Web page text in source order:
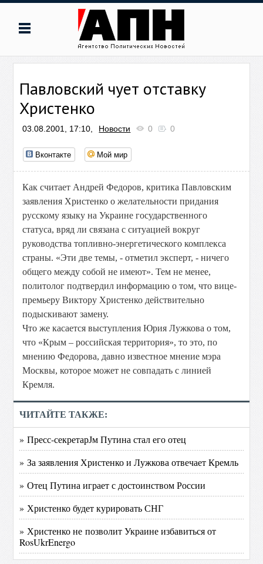
Павловский чует отставку
Христенко
03.08.2001, 17:10, Новости 0 0
Вконтакте Мой мир
Как считает Андрей Федоров, критика Павловским
заявления Христенко о желательности придания
русскому языку на Украине государственного
статуса, вряд ли связана с ситуацией вокруг
руководства топливно-энергетического комплекса
страны. «Эти две темы, - отметил эксперт, - ничего
общего между собой не имеют». Тем не менее,
политолог подтвердил информацию о том, что вице-
премьеру Виктору Христенко действительно
подыскивают замену.
Что же касается выступления Юрия Лужкова о том,
что «Крым – российская территория», то это, по
мнению Федорова, давно известное мнение мэра
Москвы, которое может не совпадать с линией
Кремля.
ЧИТАЙТЕ ТАКЖЕ:
» Пресс-секретарЈм Путина стал его отец
» За заявления Христенко и Лужкова отвечает Кремль
» Отец Путина играет с достоинством России
» Христенко будет курировать СНГ
» Христенко не позволит Украине избавиться от
RosUkrEnergo